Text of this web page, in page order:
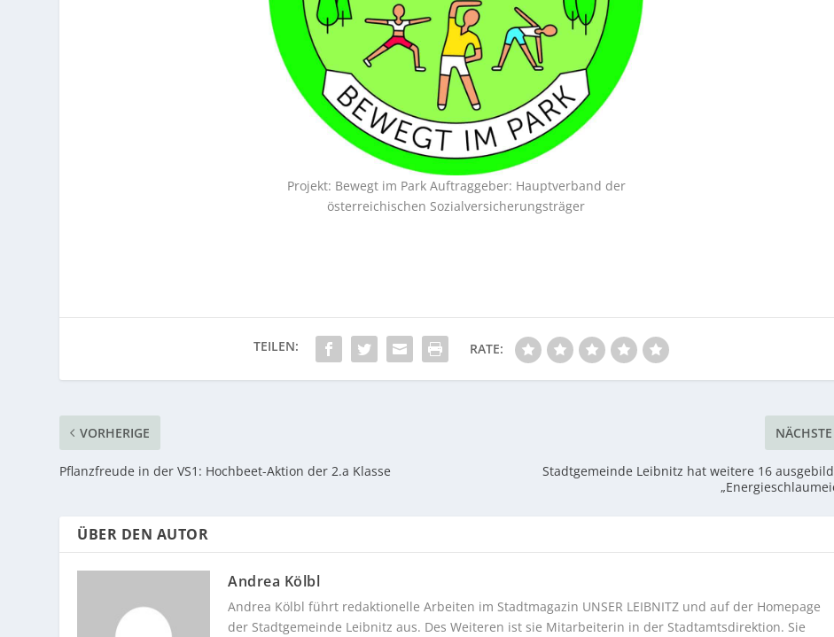
Projekt: Bewegt im Park Auftraggeber: Hauptverband der
österreichischen Sozialversicherungsträger
RATE:
VORHERIGE
Pflanzfreude in der VS1: Hochbeet-Aktion der 2.a Klasse
NÄCHSTE
Stadtgemeinde Leibnitz hat weitere 16
ÜBER DEN AUTOR
Andrea Kölbl
Andrea Kölbl führt redaktionelle Arbeiten im Stadtmagazin UNSER LEIBNITZ und auf der Homepage
der Stadtgemeinde Leibnitz aus. Des Weiteren ist sie Mitarbeiterin in der Stadtamtsdirektion. Sie